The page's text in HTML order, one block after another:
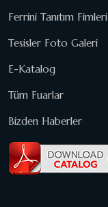
Ferrini Tanıtım Fimleri
Tesisler Foto Galeri
E-Katalog
Tüm Fuarlar
Bizden Haberler